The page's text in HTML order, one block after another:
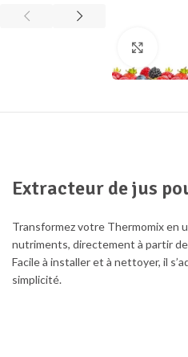
Extracteur de jus
Transformez votre Thermomix en
nutriments, directement à partir
Facile à installer et à nettoyer, il
simplicité.